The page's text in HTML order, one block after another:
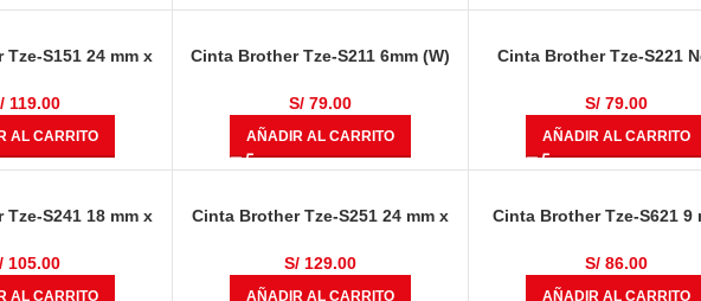
S151 24 mm x
119.00
AL CARRITO
Cinta Brother Tze-S211 6mm (W)
Industrial
S/ 79.00
AÑADIR AL CARRITO
Cinta Brother Tze-S221
Industrial
S/ 79.00
AÑADIR AL CARRITO
S241 18 mm x
105.00
AL CARRITO
Cinta Brother Tze-S251 24 mm x
Industrial
S/ 129.00
AÑADIR AL CARRITO
Cinta Brother Tze-S621 9
S/ 86.00
AÑADIR AL CARRITO